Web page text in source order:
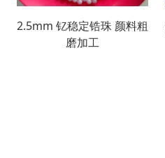
2.5mm 钇稳定锆珠 颜料粗
磨加工